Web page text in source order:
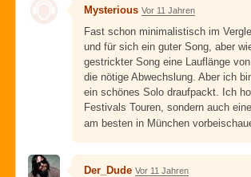
Mysterious Vor 11 Jahren
Fast schon minimalistisch im
und für sich ein guter Song, aber
gestrickter Song eine Lauflänge
die nötige Abwechslung. Aber ich
ein schönes Solo draufpackt. Ich
Festivals Touren, sondern auch
am besten in München
Der_Dude Vor 11 Jahren